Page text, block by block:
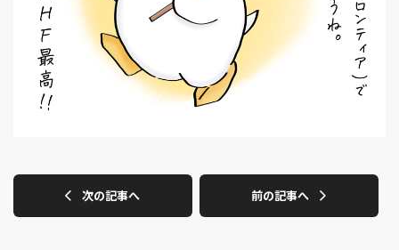
次の記事へ 前の記事へ